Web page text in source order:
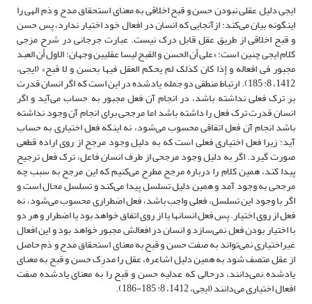
ایجی دلیل عقلی نبودن حسن و قبح اخلاقی به معنای استحقاق مدح و ذم الهی را
اینگونه بیان می‌کند؛ ازآنجایی که انسان در افعال خود اختیار ندارد، پس حسن
و قبح اخلاقی از طریق عقل قابل درک نیست. عبارت جرجانی در شرح مزجی
کلام ایجی چنین است: «علی أن الحسن و القبح لیسا عقلیین وجهان؛ الاول أن العبد
مجبور فی افعاله و إذا کان کذلک لم یحکم العقل فیها بحسن و لا قبح» (ایجی،
1412، 8: 185). ارتباط منطقی دو جمله یادشده در این است که اگر انسان قدرت
بر ترک فعلی نداشته باشد، در انجام آن فعل مجبور به حساب می‌آید و اگر
انسان قدرت ترک فعل را داشته باشد اما مرجحی برای انجام آن وجود نداشته
باشد انجام آن فعل اتفاقی محسوب می‌شود، نه اینکه فعل اختیاری به حساب
آید؛ زیرا فعل اختیاری فعلی است که به دلیل وجود مرجح از روی اراده قطعی
صورت گیرد. اگر به دلیل وجود مرجحی از طرف انسان فاعل، ترک فعل ترجیح
پیدا کند، همین کلام را درباره مرجح مطرح می‌کنیم که این مرجح به سبب چه
مرجحی به وجود آمد و همین دلیل تسلسل پیدا می‌کند و تسلسل محال است و
اگر با وجود این تسلسل، فعلی واجب باشد، فعل اضطراری محسوب می‌شود، نه
فعل از روی اختیار. پس فعل انسانها یا از روی اتفاق خواهد بود یا اضطرار و هر دو
با اختیار بودن فعل نمی‌سازد و انسان در افعالش مجبور خواهد بود و این افعال
غیراختیاری نمی‌تواند به صفت حسن و قبح به معنای استحقاق مدح و ذم حاصل
از عقل متصف شود به همین دلیل اشاعره، عقل را مدرِک حسن و قبح به معنای
یادشده نمی‌دانند، درحالی که عدلیه حسن و قبح را به معنای یادشده صفت
افعال اختیاری می‌دانند (ایجی، 1412، 8: 185-186).